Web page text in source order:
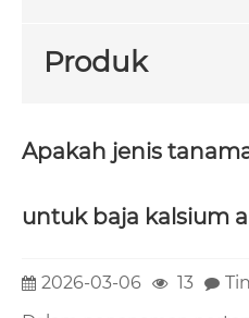
Produk
Apakah jenis
untuk baja kalsium
2026-03-06 13